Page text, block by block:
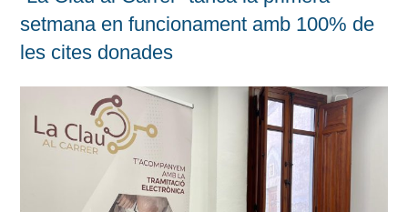
setmana en funcionament amb 100% de
les cites donades